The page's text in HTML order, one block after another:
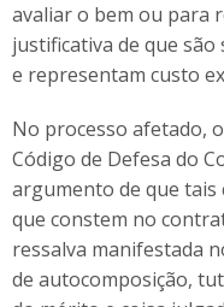
avaliar o bem ou para
justificativa de que
e representam custo
No processo afetado,
Código de Defesa do
argumento de que tais
que constem no
ressalva manifestada
de autocomposição,